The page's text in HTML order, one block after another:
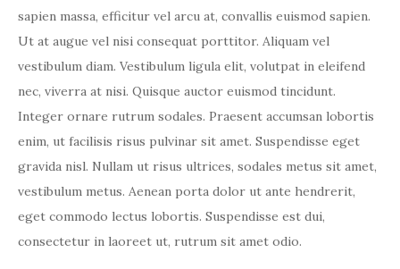
sapien massa, efficitur vel arcu at, convallis euismod sapien.
Ut at augue vel nisi consequat porttitor. Aliquam vel
vestibulum diam. Vestibulum ligula elit, volutpat in eleifend
nec, viverra at nisi. Quisque auctor euismod tincidunt.
Integer ornare rutrum sodales. Praesent accumsan lobortis
enim, ut facilisis risus pulvinar sit amet. Suspendisse eget
gravida nisl. Nullam ut risus ultrices, sodales metus sit amet,
vestibulum metus. Aenean porta dolor ut ante hendrerit,
eget commodo lectus lobortis. Suspendisse est dui,
consectetur in laoreet ut, rutrum sit amet odio.